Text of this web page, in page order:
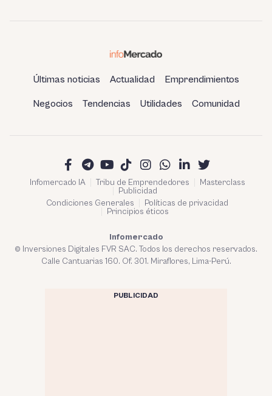
Últimas noticias Actualidad Emprendimientos
Negocios Tendencias Utilidades Comunidad
Infomercado IA Tribu de Emprendedores
Masterclass
Publicidad
Condiciones Generales
Políticas de privacidad
Principios éticos
Infomercado
© Inversiones Digitales FVR SAC. Todos los derechos reservados.
Calle Cantuarias 160. Of. 301. Miraflores, Lima-Perú.
PUBLICIDAD